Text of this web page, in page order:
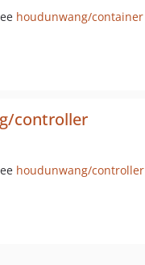
houdunwang/container
controller
houdunwang/controller